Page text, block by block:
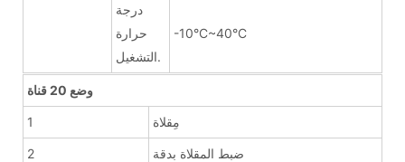
درجة
حرارة
التشغيل.
-10°C~40°C
وضع 20 قناة
1 مِقلاة
2 ضبط المقلاة بدقة